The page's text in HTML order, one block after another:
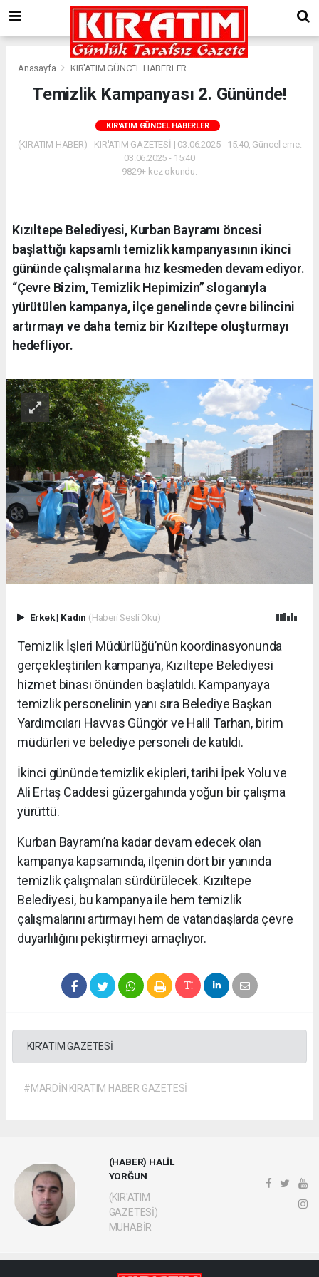
Anasayfa KIR'ATIM GÜNCEL HABERLER
Temizlik Kampanyası 2. Gününde!
KIR'ATIM GÜNCEL HABERLER
(KIRATIM HABER) - KIR'ATIM GAZETESİ | 03.06.2025 - 15:40, Güncelleme:
03.06.2025 - 15:40
9829+ kez okundu.
Kızıltepe Belediyesi, Kurban Bayramı öncesi
başlattığı kapsamlı temizlik kampanyasının ikinci
gününde çalışmalarına hız kesmeden devam ediyor.
“Çevre Bizim, Temizlik Hepimizin” sloganıyla
yürütülen kampanya, ilçe genelinde çevre bilincini
artırmayı ve daha temiz bir Kızıltepe oluşturmayı
hedefliyor.
Erkek| Kadın (Haberi Sesli Oku)
Temizlik İşleri Müdürlüğü’nün koordinasyonunda
gerçekleştirilen kampanya, Kızıltepe Belediyesi
hizmet binası önünden başlatıldı. Kampanyaya
temizlik personelinin yanı sıra Belediye Başkan
Yardımcıları Havvas Güngör ve Halil Tarhan, birim
müdürleri ve belediye personeli de katıldı.
İkinci gününde temizlik ekipleri, tarihi İpek Yolu ve
Ali Ertaş Caddesi güzergahında yoğun bir çalışma
yürüttü.
Kurban Bayramı’na kadar devam edecek olan
kampanya kapsamında, ilçenin dört bir yanında
temizlik çalışmaları sürdürülecek. Kızıltepe
Belediyesi, bu kampanya ile hem temizlik
çalışmalarını artırmayı hem de vatandaşlarda çevre
duyarlılığını pekiştirmeyi amaçlıyor.
KIR'ATIM GAZETESİ
#MARDİN KIRATIM HABER GAZETESİ
(HABER) HALİL
YORĞUN
(KIR'ATIM
GAZETESİ)
MUHABİR